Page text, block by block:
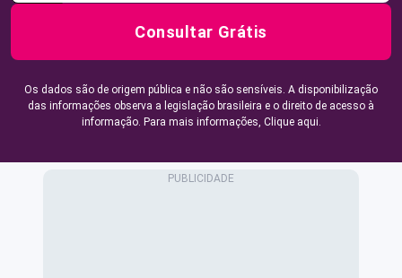
Consultar Grátis
Os dados são de origem pública e não são sensíveis. A disponibilização
das informações observa a legislação brasileira e o direito de acesso à
informação. Para mais informações, Clique aqui.